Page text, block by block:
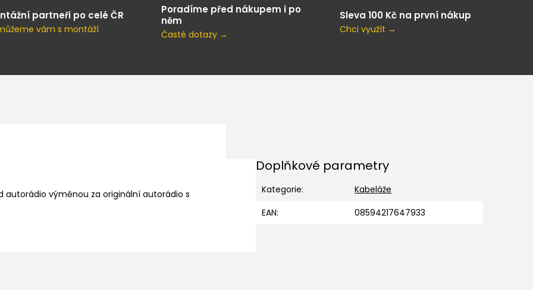
partneři po celé ČR
vám s montáží
Poradíme před nákupem i po
něm
Časté dotazy →
Sleva 100 Kč na první nákup
Chci využít →
autorádio výměnou za originální autorádio s
Doplňkové parametry
Kategorie:
Kabeláže
EAN: 08594217647933